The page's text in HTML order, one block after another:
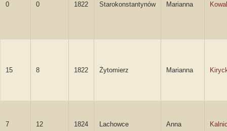
0 0 1822 Starokonstantynów Marianna
15 8 1822 Żytomierz Marianna
7 12 1824 Lachowce Anna